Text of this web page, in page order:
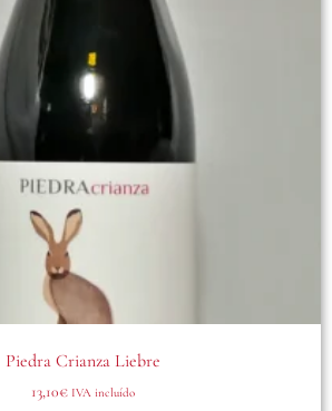
Piedra Crianza Liebre
13,10€ IVA incluído